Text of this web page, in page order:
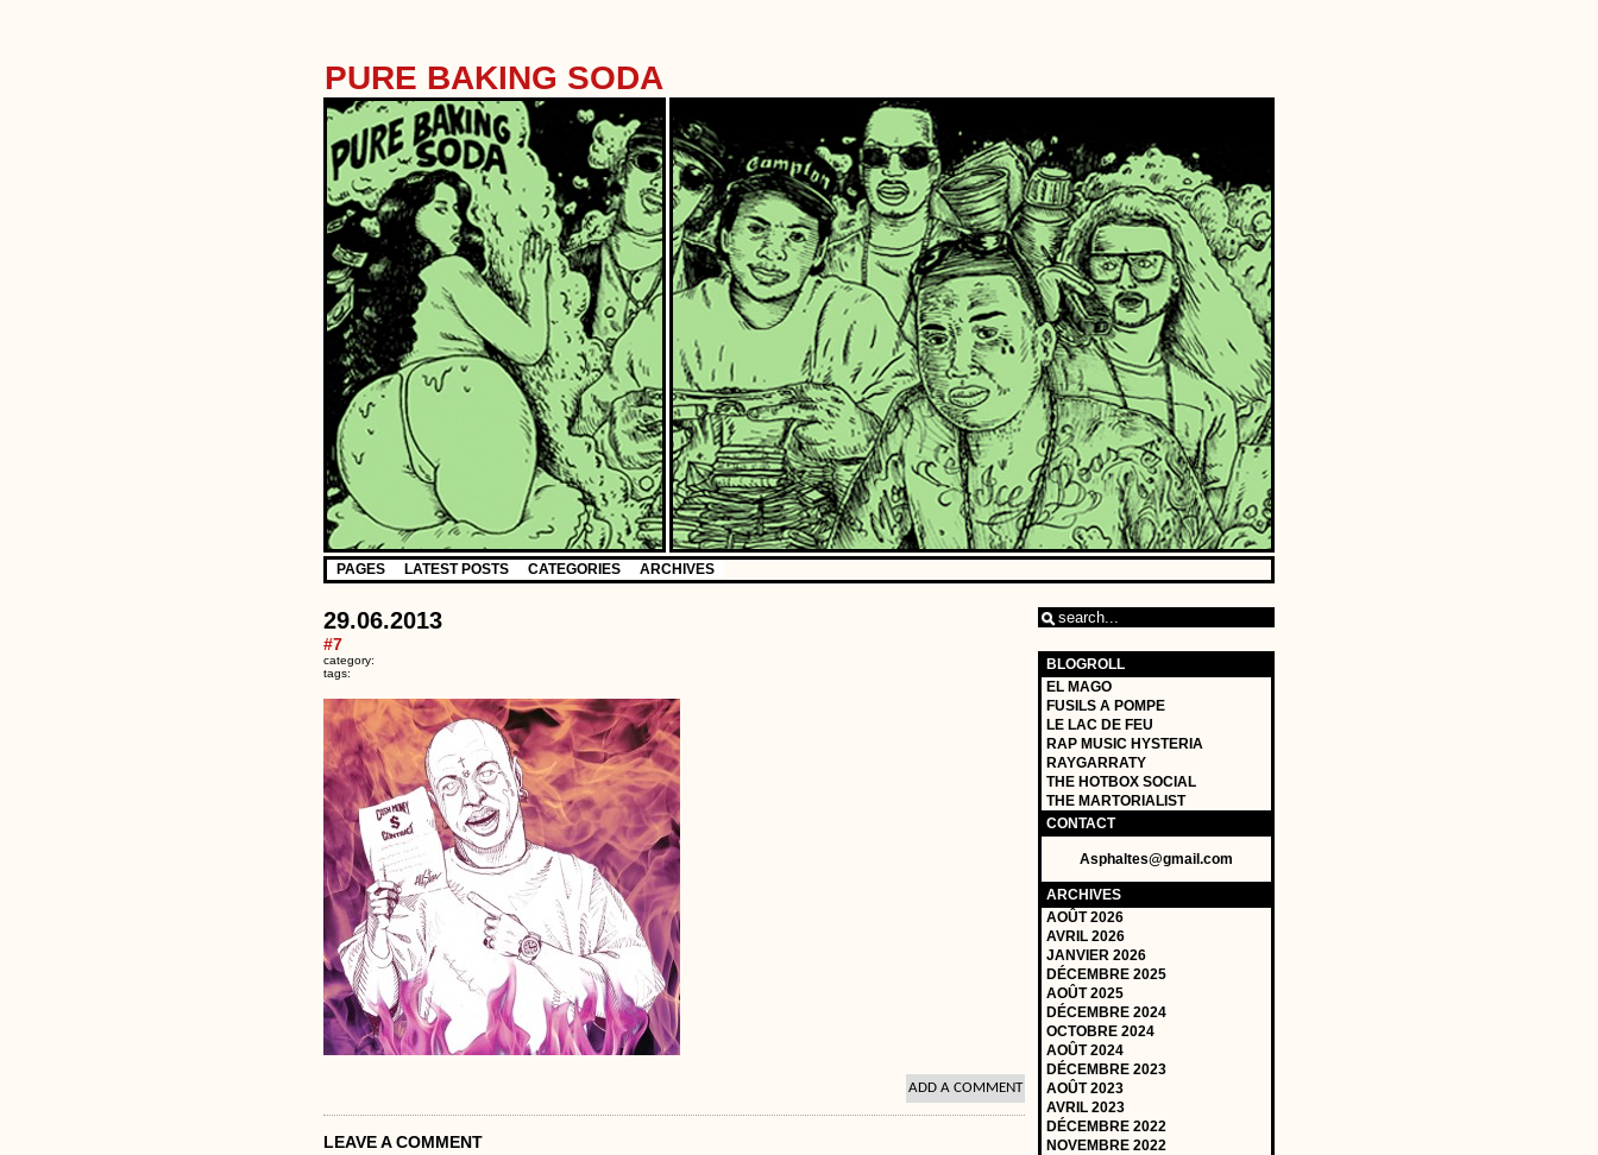
PURE BAKING SODA
PAGES LATEST POSTS CATEGORIES ARCHIVES
29.06.2013
#7
category:
tags:
ADD A COMMENT
LEAVE A COMMENT
BLOGROLL
EL MAGO
FUSILS A POMPE
LE LAC DE FEU
RAP MUSIC HYSTERIA
RAYGARRATY
THE HOTBOX SOCIAL
THE MARTORIALIST
CONTACT
Asphaltes@gmail.com
ARCHIVES
AOÛT 2026
AVRIL 2026
JANVIER 2026
DÉCEMBRE 2025
AOÛT 2025
DÉCEMBRE 2024
OCTOBRE 2024
AOÛT 2024
DÉCEMBRE 2023
AOÛT 2023
AVRIL 2023
DÉCEMBRE 2022
NOVEMBRE 2022